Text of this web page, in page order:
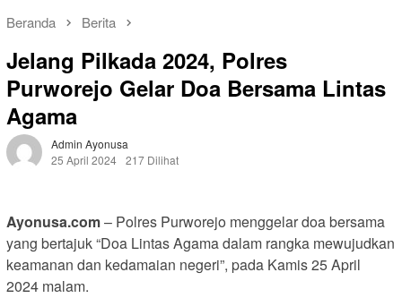
Beranda Berita
Jelang Pilkada 2024, Polres
Purworejo Gelar Doa Bersama Lintas
Agama
Admin Ayonusa
25 April 2024 217 Dilihat
Ayonusa.com– Polres Purworejo menggelar doa bersama
yang bertajuk “Doa Lintas Agama dalam rangka mewujudkan
keamanan dan kedamaian negeri”, pada Kamis 25 April
2024 malam.